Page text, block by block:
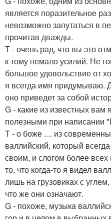
является поразительное
невозможно запутаться в
прочитав дважды.
T - очень рад, что вы это
к тому немало усилий. Не
большое удовольствие от
я всегда имя придумываю.
оно приведет за собой
G - какие из известных вам
полезными при написании
T - о боже … из
валлийский, который
своим, и слогом более
то, что когда-то я видел
лишь на грузовиках с
что же они означают.
G - похоже, музыка